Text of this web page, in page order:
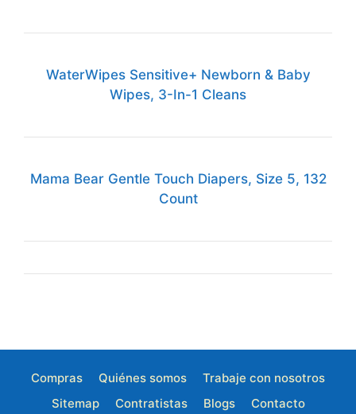
WaterWipes Sensitive+ Newborn & Baby
Wipes, 3-In-1 Cleans
Mama Bear Gentle Touch Diapers, Size 5, 132
Count
Compras Quiénes somos
Trabaje con nosotros
Sitemap
Contratistas Blogs Contacto